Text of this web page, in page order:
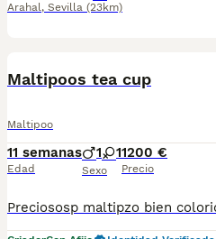
Arahal, Sevilla (23km)
Maltipoos tea cup
Maltipoo
11 semanas
Edad
1 1
Sexo
1200 €
Precio